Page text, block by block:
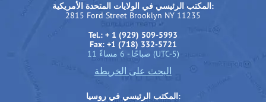
البحث على الخريطة
المكتب الرئيسي في الولايات المتحدة الأمريكية:
2815 Ford Street Brooklyn NY 11235
Tel.: + 1 (929) 509-5993
Fax: +1 (718) 332-5721
11 صباحًا - 6 مساءً (UTC-5)
المكتب الرئيسي في روسيا: